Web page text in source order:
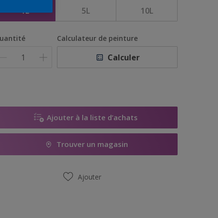
1L 5L 10L
Calculateur de peinture
Calculer
Ajouter à la liste d’achats
Trouver un magasin
Ajouter